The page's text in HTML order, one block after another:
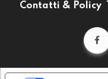
Contatti & Policy